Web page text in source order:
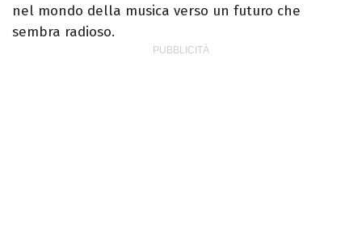
nel mondo della musica verso un futuro che
sembra radioso.